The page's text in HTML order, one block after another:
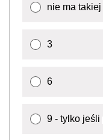
nie ma
3
6
9 - tylko jeśli